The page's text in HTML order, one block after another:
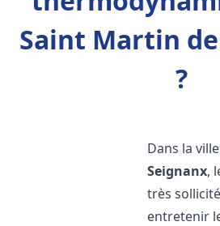
Saint Martin
?
Dans la
Seignanx,
très
entretenir